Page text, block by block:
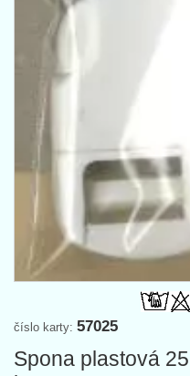
číslo karty: 57025
Spona plastová